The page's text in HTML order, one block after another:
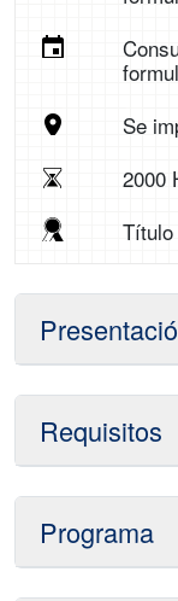
Se
2000
Requisitos
Programa